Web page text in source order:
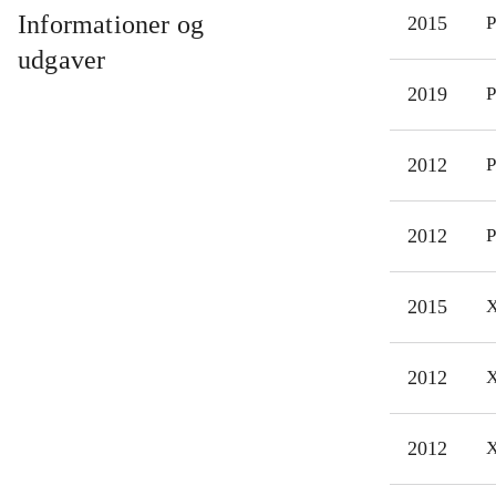
der
Informationer og
udgaver
2015
2019
2012
2012
2015
2012
2012